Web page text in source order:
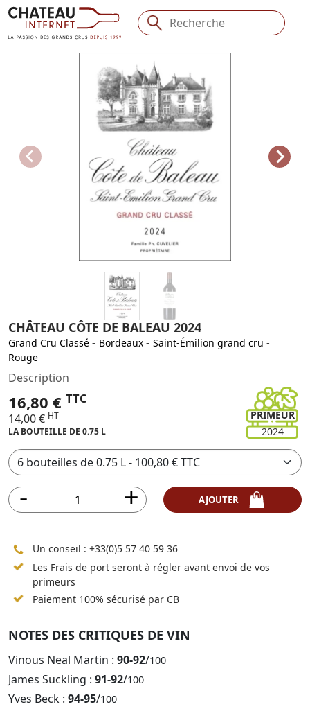
CHÂTEAU CÔTE DE BALEAU 2024
Grand Cru Classé - Bordeaux - Saint-Émilion grand cru -
Rouge
PRIMEUR
2024
Description
16,80 € TTC
14,00 € HT
LA BOUTEILLE DE 0.75 L
Un conseil : +33(0)5 57 40 59 36
Les Frais de port seront à régler avant envoi de vos
primeurs
Paiement 100% sécurisé par CB
NOTES DES CRITIQUES DE VIN
Vinous Neal Martin : 90-92/100
James Suckling : 91-92/100
Yves Beck : 94-95/100